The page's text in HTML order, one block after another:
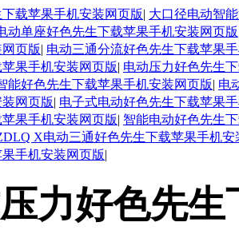
载苹果手机安装网页版| 大口径电动智
动单座好色先生下载苹果手机安装网页版
页版| 电动三通分流好色先生下载苹果
果手机安装网页版| 电动压力好色先生
能好色先生下载苹果手机安装网页版| 电
网页版| 电子式电动好色先生下载苹果
果手机安装网页版| 智能电动好色先生
X电动三通好色先生下载苹果手机安
手机安装网页版|
力好色先